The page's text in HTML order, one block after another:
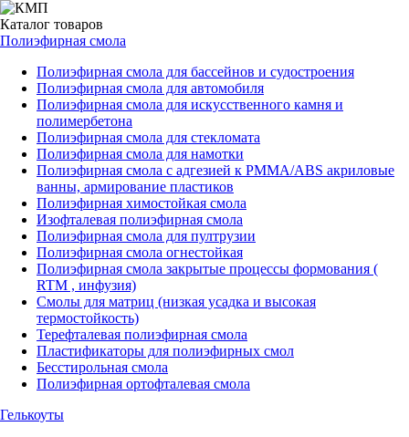
Каталог товаров
Полиэфирная смола
Полиэфирная смола для бассейнов и судостроения
Полиэфирная смола для автомобиля
Полиэфирная смола для искусственного камня и
полимербетона
Полиэфирная смола для стекломата
Полиэфирная смола для намотки
Полиэфирная смола с адгезией к РММА/АВS акриловые
ванны, армирование пластиков
Полиэфирная химостойкая смола
Изофталевая полиэфирная смола
Полиэфирная смола для пултрузии
Полиэфирная смола огнестойкая
Полиэфирная смола закрытые процессы формования (
RTM , инфузия)
Смолы для матриц (низкая усадка и высокая
термостойкость)
Терефталевая полиэфирная смола
Пластификаторы для полиэфирных смол
Бесстирольная смола
Полиэфирная ортофталевая смола
Гелькоуты